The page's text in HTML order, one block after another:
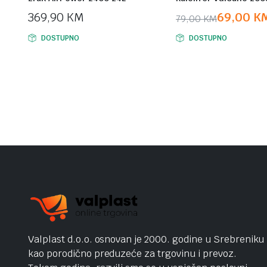
369,90 KM
DOSTUPNO
79,00KM
Original
price
69,00
Current
price
DOSTUPNO
Valplast d.o.o. osnovan je 2000. godine u Srebreniku
kao porodično preduzeće za trgovinu i prevoz.